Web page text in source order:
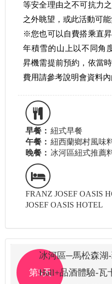
等安全理由之不可抗力
之外眺望，或此活動可
※您也可以自費搭乘直
年積雪的山上以不同角
昇機需提前預約，依當
費用請參考說明會資料
早餐： 紐式早餐
午餐： 紐西蘭鄉村風味
晚餐： 冰河區紐式推薦
FRANZ JOSEF OASIS
JOSEF OASIS HOTEL
第5天
冰河區─馬松森湖
Hall+品酒體驗-瓦